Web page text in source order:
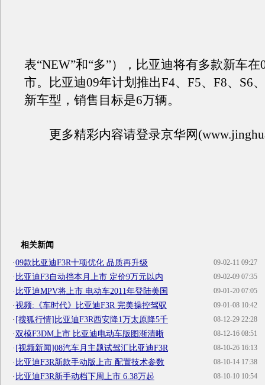
表“NEW”和“多”），比亚迪将有多款新车在
市。比亚迪09年计划推出F4、F5、F8、S6
新车型，销售目标是6万辆。
更多精彩内容请登录京华网
相关新闻
09-02-11 09:27
·09款比亚迪F3R十项优化 品质再升级
09-02-09 07:35
· 比亚迪F3自动挡本月上市 定价9万元以内
09-01-20 07:05
· 比亚迪MPV将上市 电动车2011年登陆美国
09-01-08 10:42
·视频:《车时代》比亚迪F3R 完美操控驾驭
08-12-29 22:28
·[搜狐行情]比亚迪F3R西安降1万太原降5千
08-12-16 08:51
·双模F3DM上市 比亚迪电动车版图渐清晰
08-10-26 16:13
·[视频新闻]08汽车月主题试驾汇比亚迪F3R
08-10-14 17:38
· 比亚迪F3R新款手动版上市 配置技术参数
08-10-10 10:54
· 比亚迪F3R新手动档下周上市 6.38万起